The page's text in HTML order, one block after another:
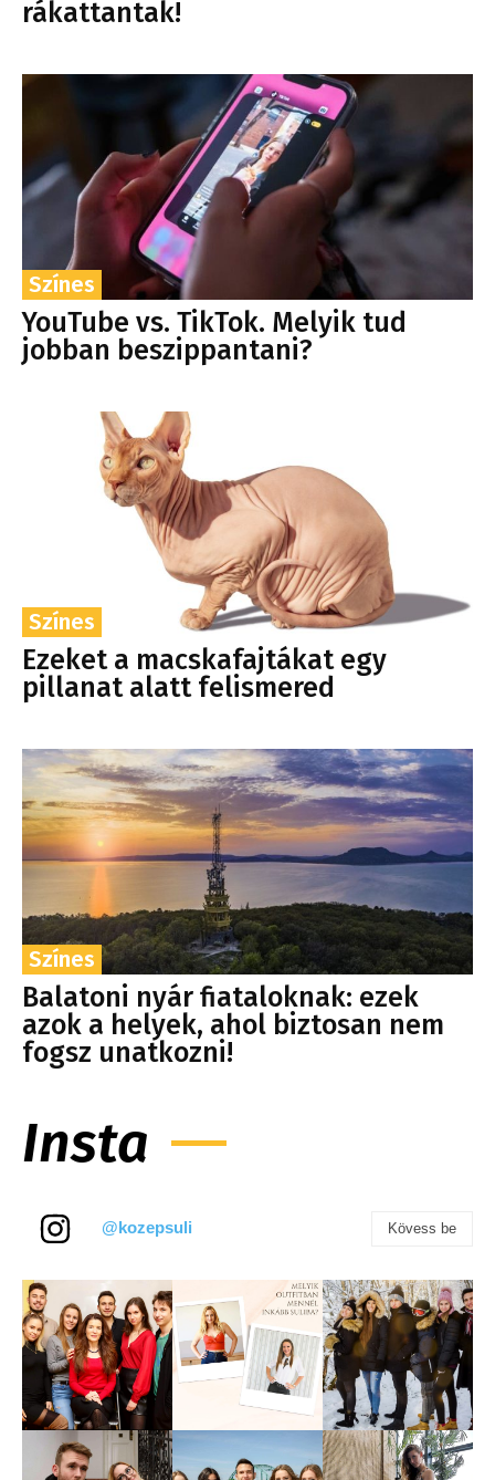
rákattantak!
Színes
YouTube vs. TikTok. Melyik tud
jobban beszippantani?
Színes
Ezeket a macskafajtákat egy
pillanat alatt felismered
Színes
Balatoni nyár fiataloknak: ezek
azok a helyek, ahol biztosan nem
fogsz unatkozni!
Insta
@kozepsuli Kövess be